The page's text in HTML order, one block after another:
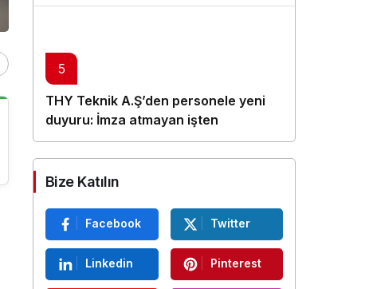
5
THY Teknik A.Ş’den personele yeni
duyuru: İmza atmayan işten
çıkarılacak
Bize Katılın
Facebook Twitter
Linkedin Pinterest